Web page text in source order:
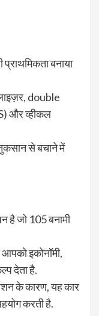
बनाया
double
और व्हीकल
से बचाने में
है जो 105 बनामी
आपको इकोनॉमी,
देता है.
के कारण, यह कार
करती है.